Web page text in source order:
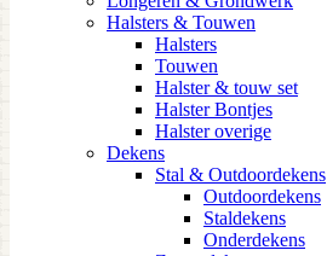
Halsters & Touwen
Halsters
Touwen
Halster & touw set
Halster Bontjes
Halster overige
Dekens
Stal & Outdoordekens
Outdoordekens
Staldekens
Onderdekens